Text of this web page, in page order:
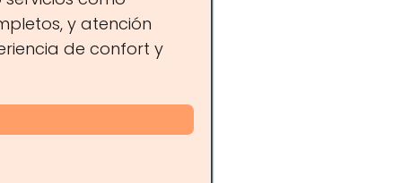
y atención
de confort y